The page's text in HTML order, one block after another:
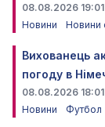
08.08.2026 19:01
Новини
Новини
Вихованець
погоду в
08.08.2026 18:01
Новини
Футбол